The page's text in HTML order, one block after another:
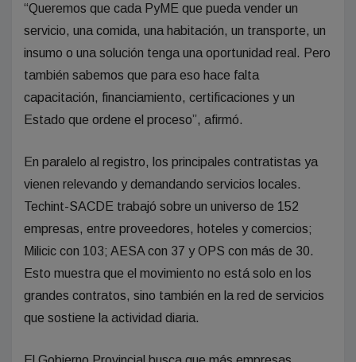
“Queremos que cada PyME que pueda vender un
servicio, una comida, una habitación, un transporte, un
insumo o una solución tenga una oportunidad real. Pero
también sabemos que para eso hace falta
capacitación, financiamiento, certificaciones y un
Estado que ordene el proceso”, afirmó.
En paralelo al registro, los principales contratistas ya
vienen relevando y demandando servicios locales.
Techint-SACDE trabajó sobre un universo de 152
empresas, entre proveedores, hoteles y comercios;
Milicic con 103; AESA con 37 y OPS con más de 30.
Esto muestra que el movimiento no está solo en los
grandes contratos, sino también en la red de servicios
que sostiene la actividad diaria.